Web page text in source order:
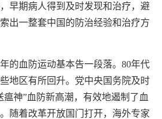
早期病人得到及时发现和治疗，避
出一整套中国的防治经验和治疗方
年的血防运动基本告一段落。80年代
地区有所回升。党中央国务院及时
瘟神”血防新高潮，有效地遏制了血
随着改革开放国门打开，海外专家